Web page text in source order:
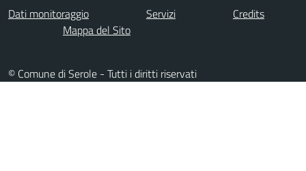
Dati monitoraggio Servizi
Credits
Mappa del Sito
© Comune di Serole - Tutti i diritti riservati